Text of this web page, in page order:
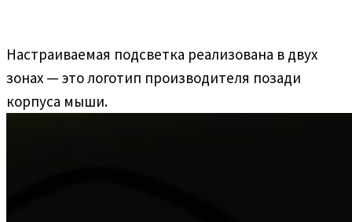
Настраиваемая подсветка реализована в двух
зонах — это логотип производителя позади
корпуса мыши.